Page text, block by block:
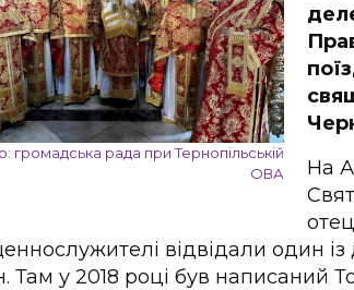
громадська рада при Тернопільській
ОВА
На
відвідали один
Там у 2018 році був написаний